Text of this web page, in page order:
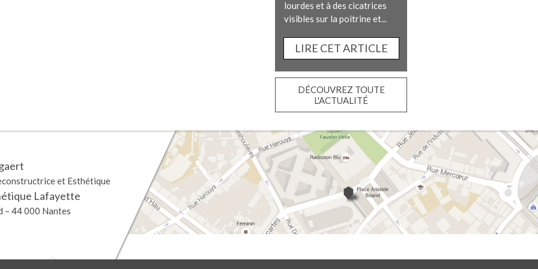
lourdes et à des cicatrices
visibles sur la poitrine et...
LIRE CET ARTICLE
DÉCOUVREZ TOUTE
L'ACTUALITÉ
et Esthétique
Lafayette
– 44 000 Nantes